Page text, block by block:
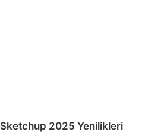
Sketchup 2025 Yenilikleri